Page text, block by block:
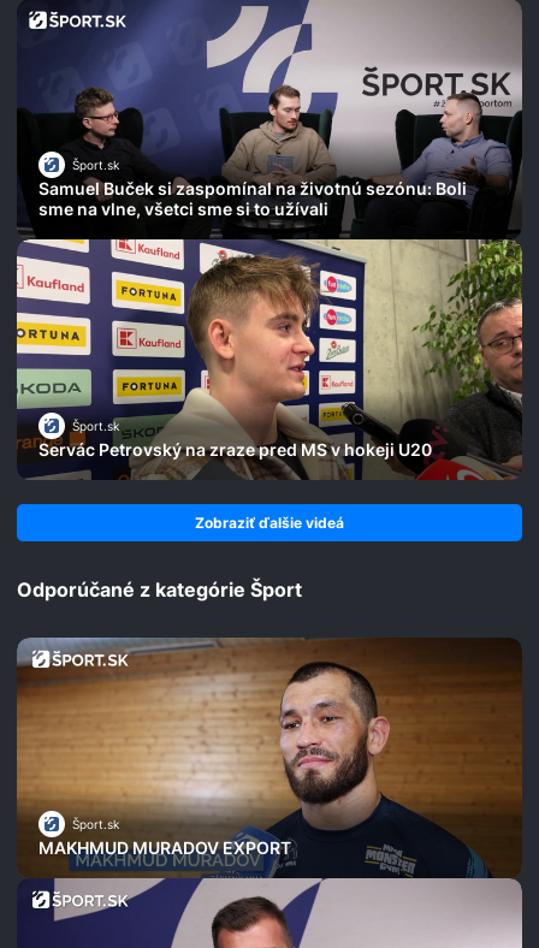
Šport.sk
Samuel Buček si zaspomínal na životnú sezónu: Boli
sme na vlne, všetci sme si to užívali
Šport.sk
Servác Petrovský na zraze pred MS v hokeji U20
Zobraziť ďalšie videá
Odporúčané z kategórie Šport
Šport.sk
MAKHMUD MURADOV EXPORT